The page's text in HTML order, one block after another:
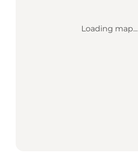
Loading map...